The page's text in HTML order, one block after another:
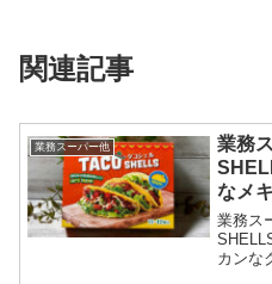
関連記事
業務スーパー他
業務
なメ
を味
業務ス
カンな